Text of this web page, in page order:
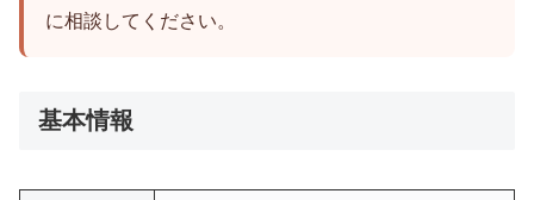
に相談してください。
基本情報